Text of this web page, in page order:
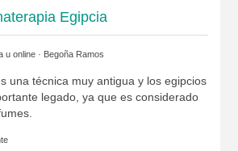
Egipcia
u online · Begoña Ramos
una técnica muy antigua y los egipcios
legado, ya que es considerado